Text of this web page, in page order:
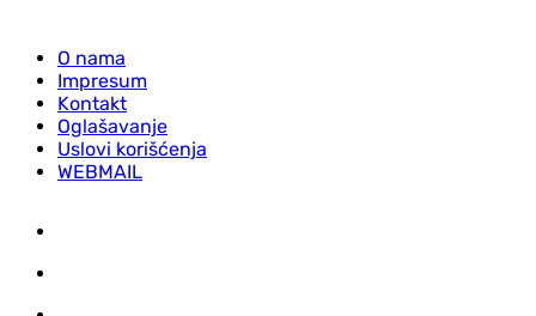
O nama
Impresum
Kontakt
Oglašavanje
Uslovi korišćenja
WEBMAIL